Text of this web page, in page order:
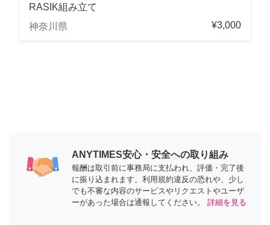
RASIK組み立て
神奈川県
¥3,000
ANYTIMES安心・安全への取り組み
報酬は取引前に事務局に支払われ、評価・完了後
に振り込まれます。利用規約違反の恐れや、少し
でも不審な内容のサービスやリクエストやユーザ
ーがあった場合は通報してください。
詳細を見る